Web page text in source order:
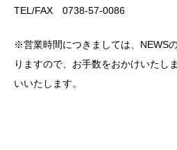
TEL/FAX 0738-57-0086
※営業時間につきましては、NEWS
りますので、お手数をおかけいたし
いいたします。